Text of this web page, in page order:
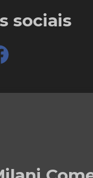
sociais